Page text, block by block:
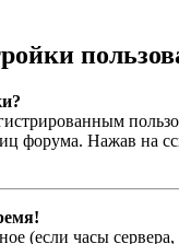
форума. Нажав на
(если часы